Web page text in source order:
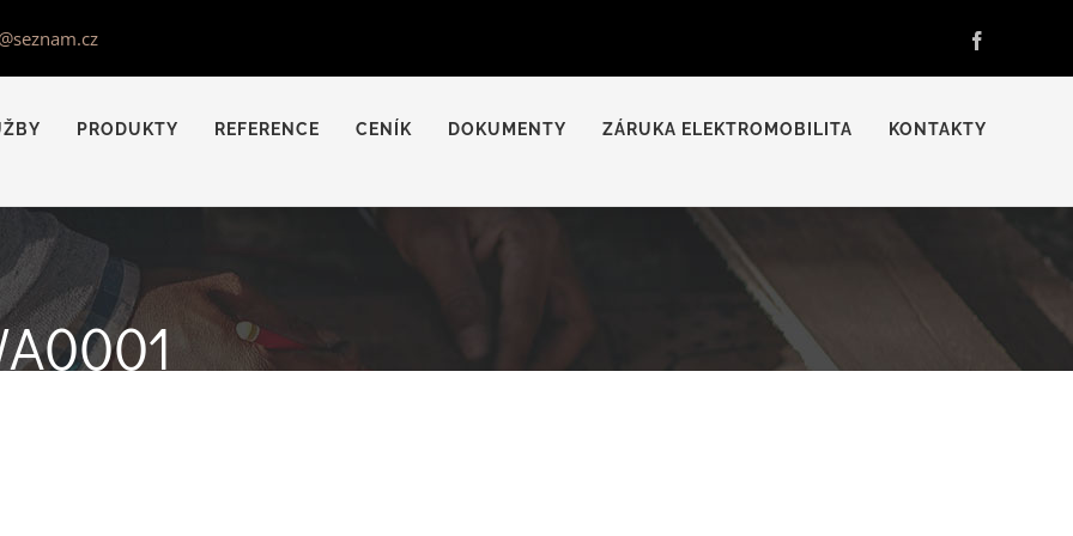
PRODUKTY REFERENCE CENÍK DOKUMENTY ZÁRUKA ELEKTROMOBILITA KONTAKTY